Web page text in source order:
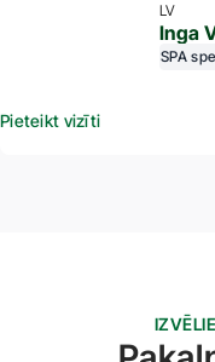
LV
Inga
SPA
Pieteikt vizīti